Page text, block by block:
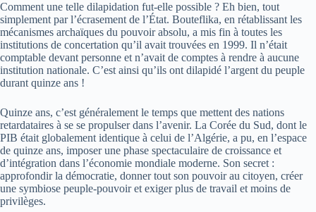
Comment une telle dilapidation fut-elle possible ? Eh bien, tout
simplement par l’écrasement de l’État. Bouteflika, en rétablissant les
mécanismes archaïques du pouvoir absolu, a mis fin à toutes les
institutions de concertation qu’il avait trouvées en 1999. Il n’était
comptable devant personne et n’avait de comptes à rendre à aucune
institution nationale. C’est ainsi qu’ils ont dilapidé l’argent du peuple
durant quinze ans !
Quinze ans, c’est généralement le temps que mettent des nations
retardataires à se se propulser dans l’avenir. La Corée du Sud, dont le
PIB était globalement identique à celui de l’Algérie, a pu, en l’espace
de quinze ans, imposer une phase spectaculaire de croissance et
d’intégration dans l’économie mondiale moderne. Son secret :
approfondir la démocratie, donner tout son pouvoir au citoyen, créer
une symbiose peuple-pouvoir et exiger plus de travail et moins de
privilèges.